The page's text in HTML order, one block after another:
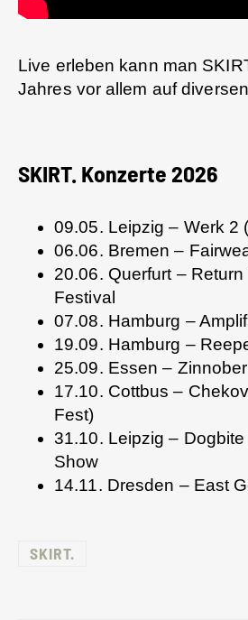
Live erleben kann man
Jahres vor allem auf
SKIRT. Konzerte 2026
09.05. Leipzig – Werk 2
06.06. Bremen –
20.06. Querfurt –
Festival
07.08. Hamburg –
19.09. Hamburg –
25.09. Essen –
17.10. Cottbus –
Fest)
31.10. Leipzig –
Show
14.11. Dresden – East
SKIRT.